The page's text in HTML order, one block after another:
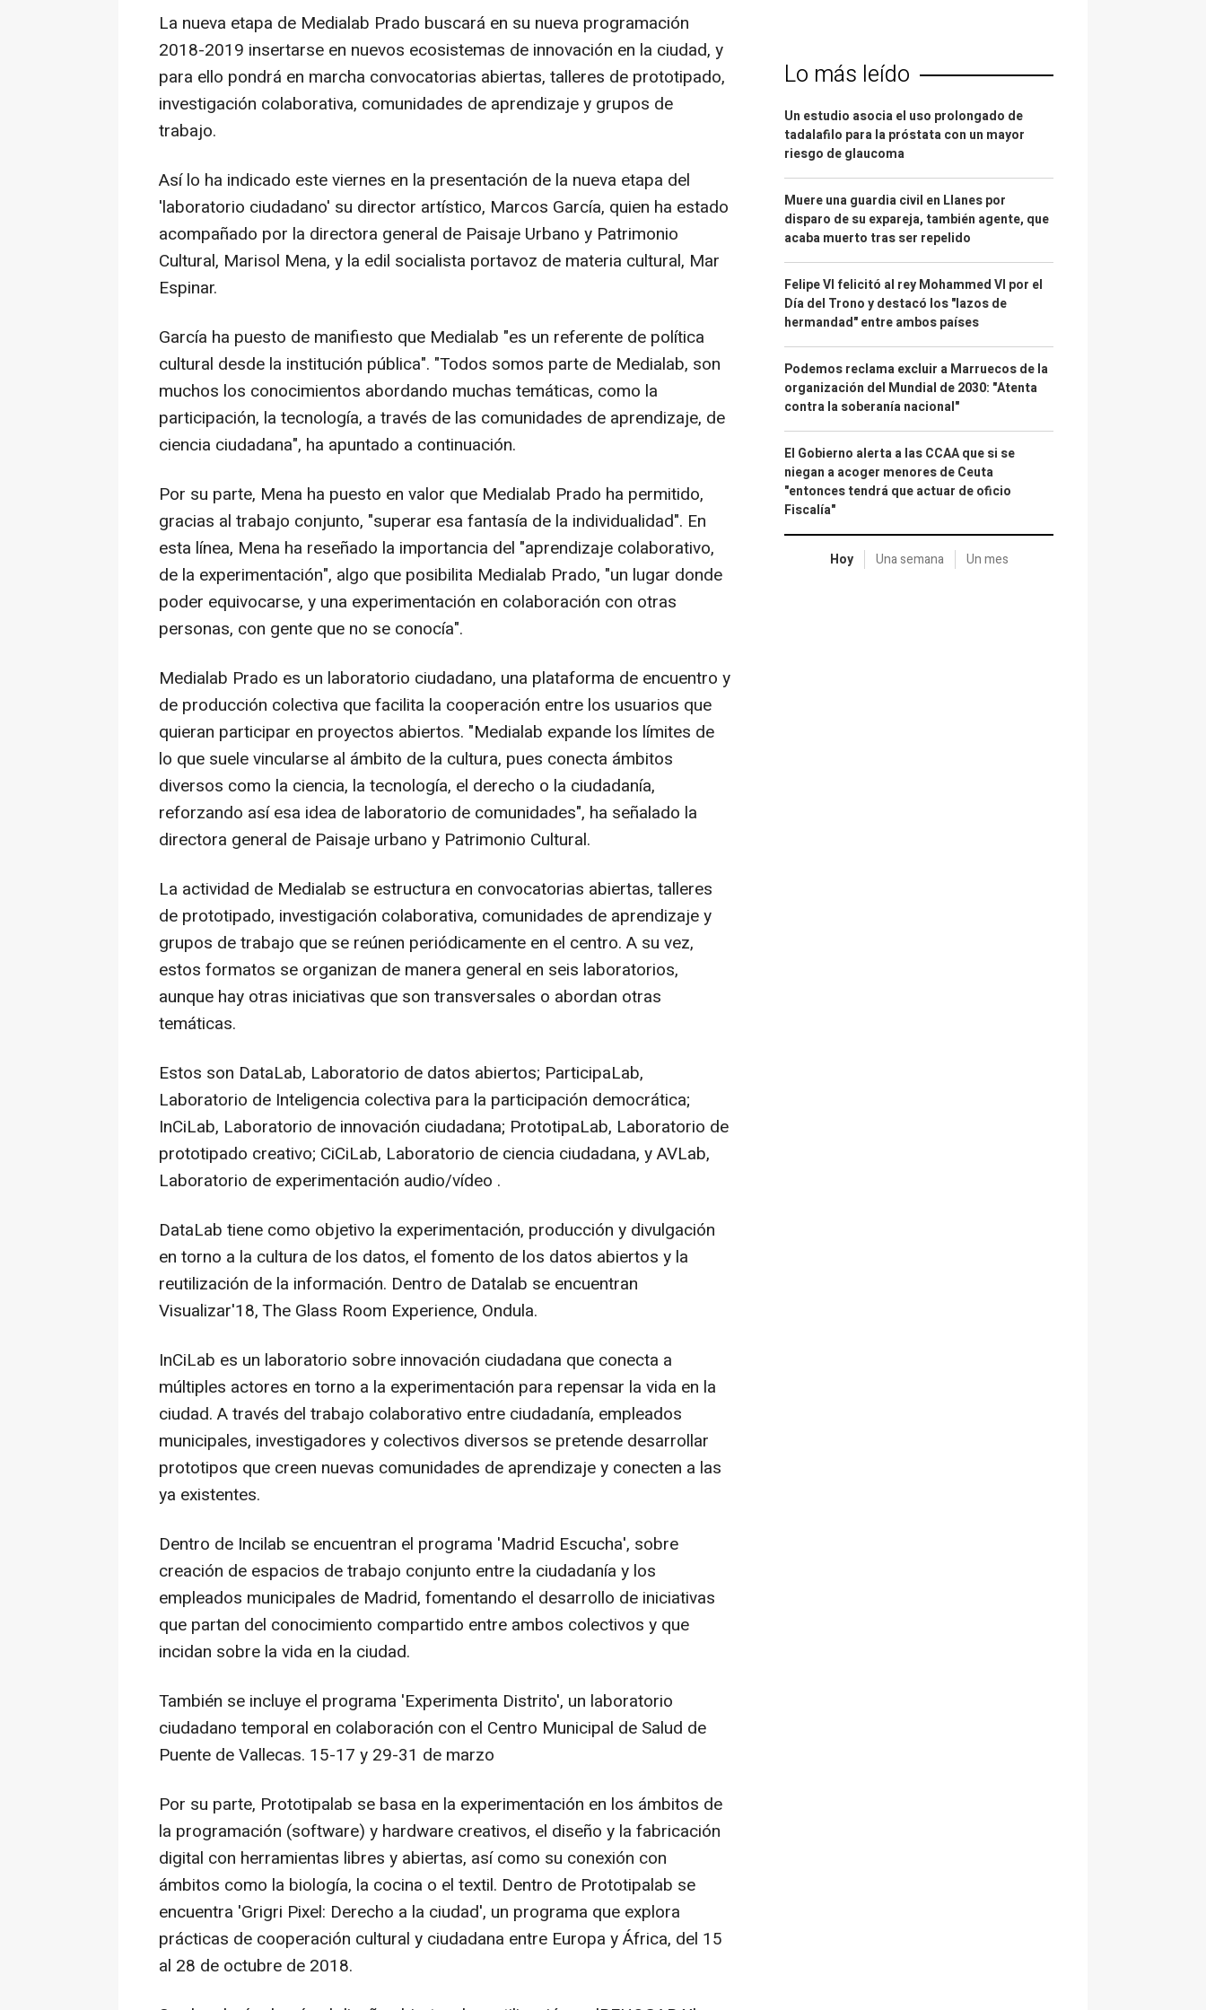
La nueva etapa de Medialab Prado buscará en su nueva programación
2018-2019 insertarse en nuevos ecosistemas de innovación en la ciudad, y
para ello pondrá en marcha convocatorias abiertas, talleres de prototipado,
investigación colaborativa, comunidades de aprendizaje y grupos de
trabajo.
Así lo ha indicado este viernes en la presentación de la nueva etapa del
'laboratorio ciudadano' su director artístico, Marcos García, quien ha estado
acompañado por la directora general de Paisaje Urbano y Patrimonio
Cultural, Marisol Mena, y la edil socialista portavoz de materia cultural, Mar
Espinar.
García ha puesto de manifiesto que Medialab "es un referente de política
cultural desde la institución pública". "Todos somos parte de Medialab, son
muchos los conocimientos abordando muchas temáticas, como la
participación, la tecnología, a través de las comunidades de aprendizaje, de
ciencia ciudadana", ha apuntado a continuación.
Por su parte, Mena ha puesto en valor que Medialab Prado ha permitido,
gracias al trabajo conjunto, "superar esa fantasía de la individualidad". En
esta línea, Mena ha reseñado la importancia del "aprendizaje colaborativo,
de la experimentación", algo que posibilita Medialab Prado, "un lugar donde
poder equivocarse, y una experimentación en colaboración con otras
personas, con gente que no se conocía".
Medialab Prado es un laboratorio ciudadano, una plataforma de encuentro y
de producción colectiva que facilita la cooperación entre los usuarios que
quieran participar en proyectos abiertos. "Medialab expande los límites de
lo que suele vincularse al ámbito de la cultura, pues conecta ámbitos
diversos como la ciencia, la tecnología, el derecho o la ciudadanía,
reforzando así esa idea de laboratorio de comunidades", ha señalado la
directora general de Paisaje urbano y Patrimonio Cultural.
La actividad de Medialab se estructura en convocatorias abiertas, talleres
de prototipado, investigación colaborativa, comunidades de aprendizaje y
grupos de trabajo que se reúnen periódicamente en el centro. A su vez,
estos formatos se organizan de manera general en seis laboratorios,
aunque hay otras iniciativas que son transversales o abordan otras
temáticas.
Estos son DataLab, Laboratorio de datos abiertos; ParticipaLab,
Laboratorio de Inteligencia colectiva para la participación democrática;
InCiLab, Laboratorio de innovación ciudadana; PrototipaLab, Laboratorio de
prototipado creativo; CiCiLab, Laboratorio de ciencia ciudadana, y AVLab,
Laboratorio de experimentación audio/vídeo .
DataLab tiene como objetivo la experimentación, producción y divulgación
en torno a la cultura de los datos, el fomento de los datos abiertos y la
reutilización de la información. Dentro de Datalab se encuentran
Visualizar'18, The Glass Room Experience, Ondula.
InCiLab es un laboratorio sobre innovación ciudadana que conecta a
múltiples actores en torno a la experimentación para repensar la vida en la
ciudad. A través del trabajo colaborativo entre ciudadanía, empleados
municipales, investigadores y colectivos diversos se pretende desarrollar
prototipos que creen nuevas comunidades de aprendizaje y conecten a las
ya existentes.
Dentro de Incilab se encuentran el programa 'Madrid Escucha', sobre
creación de espacios de trabajo conjunto entre la ciudadanía y los
empleados municipales de Madrid, fomentando el desarrollo de iniciativas
que partan del conocimiento compartido entre ambos colectivos y que
incidan sobre la vida en la ciudad.
También se incluye el programa 'Experimenta Distrito', un laboratorio
ciudadano temporal en colaboración con el Centro Municipal de Salud de
Puente de Vallecas. 15-17 y 29-31 de marzo
Por su parte, Prototipalab se basa en la experimentación en los ámbitos de
la programación (software) y hardware creativos, el diseño y la fabricación
digital con herramientas libres y abiertas, así como su conexión con
ámbitos como la biología, la cocina o el textil. Dentro de Prototipalab se
encuentra 'Grigri Pixel: Derecho a la ciudad', un programa que explora
prácticas de cooperación cultural y ciudadana entre Europa y África, del 15
al 28 de octubre de 2018.
Lo más leído
Un estudio asocia el uso prolongado de
tadalafilo para la próstata con un mayor
riesgo de glaucoma
Muere una guardia civil en Llanes por
disparo de su expareja, también agente, que
acaba muerto tras ser repelido
Felipe VI felicitó al rey Mohammed VI por el
Día del Trono y destacó los "lazos de
hermandad" entre ambos países
Podemos reclama excluir a Marruecos de la
organización del Mundial de 2030: "Atenta
contra la soberanía nacional"
El Gobierno alerta a las CCAA que si se
niegan a acoger menores de Ceuta
"entonces tendrá que actuar de oficio
Fiscalía"
Hoy Una semana Un mes